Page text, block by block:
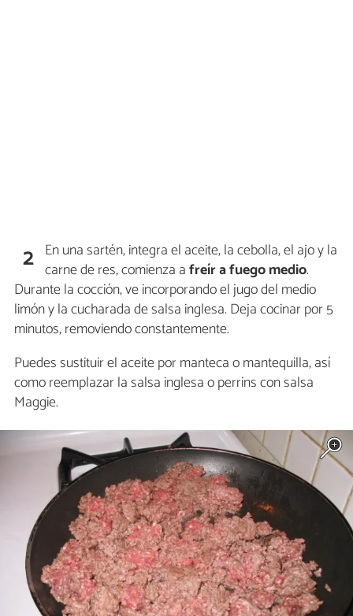
2 En una sartén, integra el aceite, la cebolla, el ajo y la
carne de res, comienza afreír a fuego medio.
Durante la cocción, ve incorporando el jugo del medio
limón y la cucharada de salsa inglesa. Deja cocinar por 5
minutos, removiendo constantemente.
Puedes sustituir el aceite por manteca o mantequilla, así
como reemplazar la salsa inglesa o perrins con salsa
Maggie.